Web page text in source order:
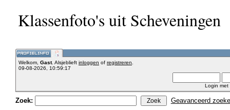
Klassenfoto's uit Scheveningen
Welkom, Gast. Alsjeblieft inloggen of registreren
09-08-2026, 10:59:17
Login met
Zoek: Geavanceerd